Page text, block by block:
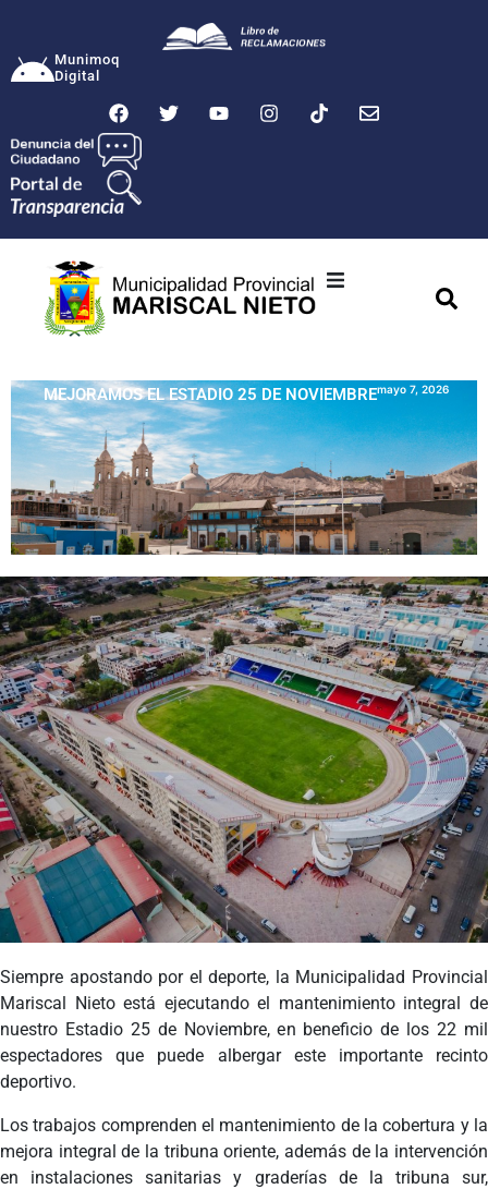
Munimoq
Digital
Transparencia
Seguridad
Programas
MEJORAMOS EL ESTADIO 25 DE NOVIEMBREmayo 7, 2026
Siempre apostando por el deporte, la Municipalidad Provincial
Mariscal Nieto está ejecutando el mantenimiento integral de
nuestro Estadio 25 de Noviembre, en beneficio de los 22 mil
espectadores que puede albergar este importante recinto
deportivo.
Los trabajos comprenden el mantenimiento de la cobertura y la
mejora integral de la tribuna oriente, además de la intervención
en instalaciones sanitarias y graderías de la tribuna sur,